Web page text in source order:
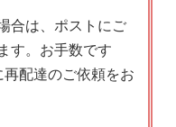
合は、ポストにご
す。お手数です
配達のご依頼をお